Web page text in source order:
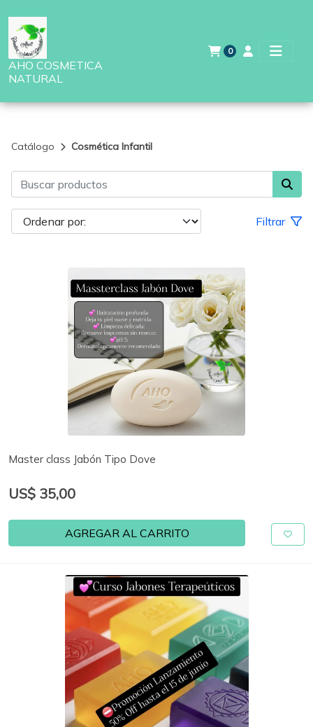
AHO COSMETICA
NATURAL
0
Catálogo Cosmética Infantil
Filtrar
Master class Jabón Tipo Dove
US$ 35,00
AGREGAR AL CARRITO